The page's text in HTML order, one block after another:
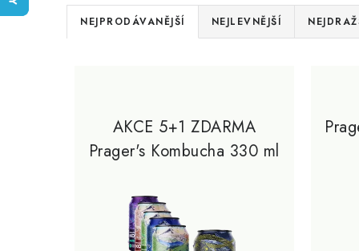
Ř
a
NEJPRODÁVANĚJŠÍ NEJLEVNĚJŠÍ
AKCE 5+1 ZDARMA
Prager's Kombucha 330 ml